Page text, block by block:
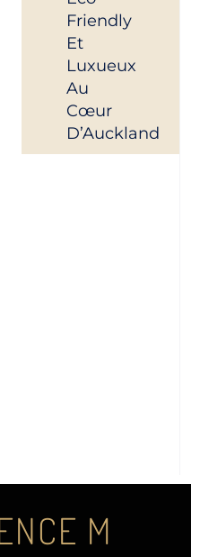
Friendly
Et
Luxueux
Au
Cœur
D’Auckland
M